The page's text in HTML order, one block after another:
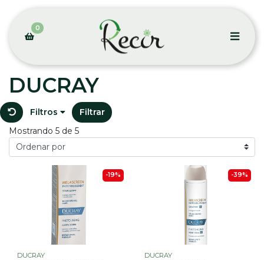
0
DUCRAY
Filtros
Filtrar
Mostrando 5 de 5
-19%
DUCRAY
-39%
DUCRAY